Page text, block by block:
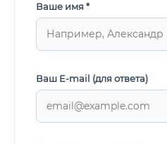
Ваше имя *
Ваш E-mail (для ответа)